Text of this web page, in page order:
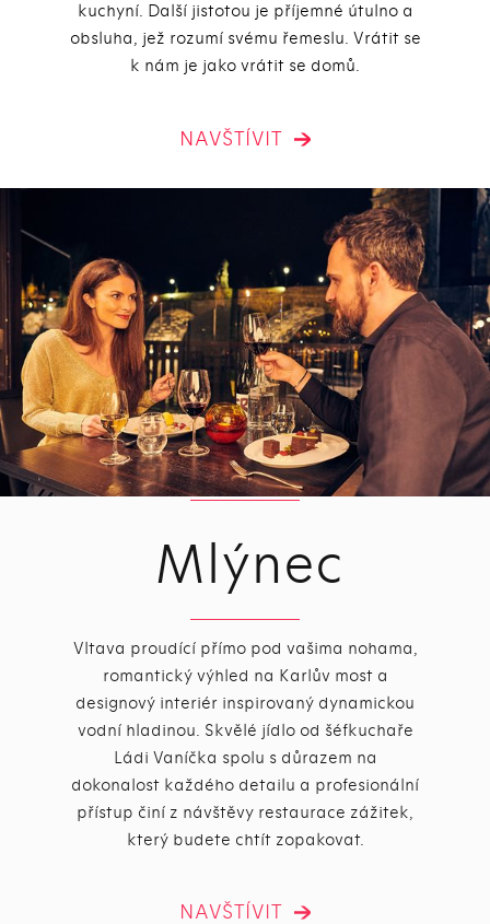
kuchyní. Další jistotou je příjemné útulno a
obsluha, jež rozumí svému řemeslu. Vrátit se
k nám je jako vrátit se domů.
NAVŠTÍVIT
Mlýnec
Vltava proudící přímo pod vašima nohama,
romantický výhled na Karlův most a
designový interiér inspirovaný dynamickou
vodní hladinou. Skvělé jídlo od šéfkuchaře
Ládi Vaníčka spolu s důrazem na
dokonalost každého detailu a profesionální
přístup činí z návštěvy restaurace zážitek,
který budete chtít zopakovat.
NAVŠTÍVIT